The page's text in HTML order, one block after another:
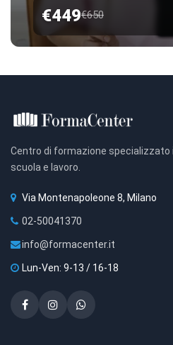
€449€650
Centro di formazione
scuola e lavoro.
Via Montenapoleone 8, Milano
02-50041370
info@formacenter.it
Lun-Ven: 9-13 / 16-18